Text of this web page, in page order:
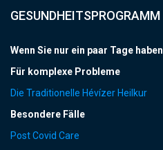
GESUNDHEITSPROGRAMM
Wenn Sie nur ein paar Tage haben
Für komplexe Probleme
Die Traditionelle Hévízer Heilkur
Besondere Fälle
Post Covid Care